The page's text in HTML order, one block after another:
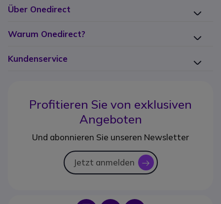
Über Onedirect
Warum Onedirect?
Kundenservice
Profitieren Sie von exklusiven
Angeboten
Und abonnieren Sie unseren Newsletter
Jetzt anmelden icon